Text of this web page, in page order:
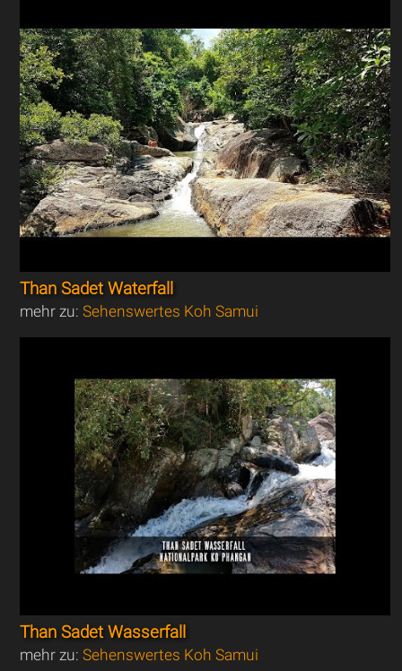
Than Sadet Waterfall
mehr zu:Sehenswertes Koh Samui
Than Sadet Wasserfall
mehr zu:Sehenswertes Koh Samui